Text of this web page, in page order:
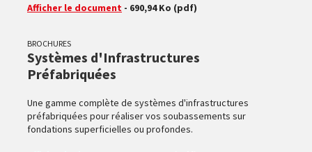
Afficher le document - 690,94 Ko (pdf)
BROCHURES
Systèmes d'Infrastructures
Préfabriquées
Une gamme complète de systèmes d'infrastructures
préfabriquées pour réaliser vos soubassements sur
fondations superficielles ou profondes.